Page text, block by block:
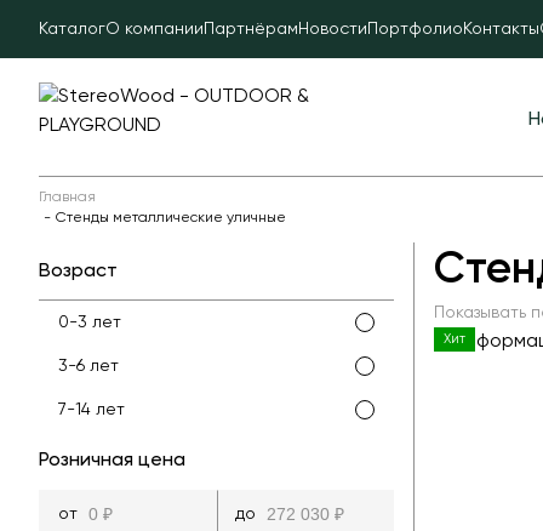
КаталогО компании Партнёрам Новости Портфолио Контакты
Главная
Стенды металлические уличные
Возраст
0-3 лет
3-6 лет
7-14 лет
Розничная цена
Показывать
Хит